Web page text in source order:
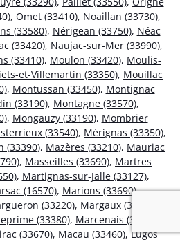
, Omet (33410), Noaillan (33730),
(33580), Nérigean (33750), Néac
(33420), Naujac-sur-Mer (33990),
(33410), Moulon (33420), Moulis-
et-Villemartin (33350), Mouillac
, Montussan (33450), Montignac
(33190), Montagne (33570),
, Mongauzy (33190), Mombrier
(33540), Mérignas (33350),
(33390), Mazères (33210), Mauriac
, Masseilles (33690), Martres
, Martignas-sur-Jalle (33127),
(16570), Marions (33690),
(33220), Margaux (33460)
(33380), Marcenais (33620)
(33670), Macau (33460),Lugos